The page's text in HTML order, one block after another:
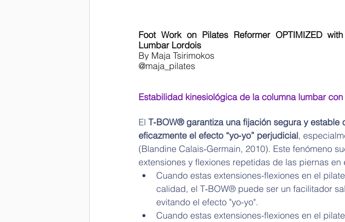
Foot Work on Pilates Reformer OPTIMIZED
Lumbar Lordois
By Maja Tsirimokos⁣
@maja_pilates
Estabilidad kinesiológica de la columna lumbar
El T‑BOW® garantiza una fijación segura y estable
eficazmente el efecto “yo‑yo” perjudicial,
(Blandine Calais‑Germain, 2010). Este fenómeno
extensiones y flexiones repetidas de las piernas en
Cuando estas extensiones-flexiones en el
calidad, el T‑BOW® puede ser un facilitador
evitando el efecto "yo-yo".
Cuando estas extensiones-flexiones en el